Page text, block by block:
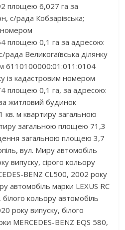
площею 6,027 га за
с/рада Кобзарівська;
номером
площею 0,1 га за адресою:
Великогаївська ділянку
6110100000:01:011:0104
із кадастровим номером
площею 0,1 га, за адресою:
житловий будинок
м квартиру загальною
загальною площею 71,3
загальною площею 3,7
вул. Миру автомобіль
випуску, сірого кольору
BENZ CL500, 2002 року
автомобіль марки LEXUS RC
кольору автомобіль
року випуску, білого
MERCEDES-BENZ EQS 580,